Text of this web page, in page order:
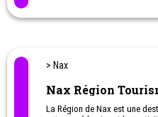
> Nax
Nax Région
La Région de Nax est une